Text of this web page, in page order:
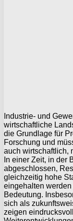
Industrie- und
wirtschaftliche
die Grundlage für
Forschung und
auch wirtschaftlich,
In einer Zeit, in der
abgeschlossen,
gleichzeitig hohe
eingehalten
Bedeutung.
sich als
zeigen